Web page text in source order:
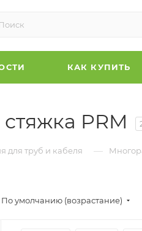
КАК КУПИТЬ
PRM
для труб и кабеля —
По умолчанию (возрастание)